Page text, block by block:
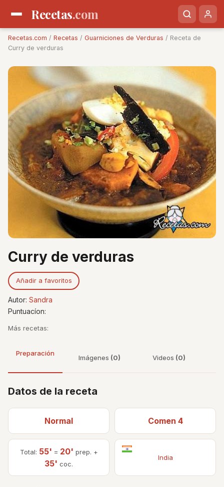
Recetas.com
Recetas.com / Recetas / Guarniciones de Verduras / Receta de
Curry de verduras
Curry de verduras
Añadir a favoritos
Autor: Sandra
Puntuacíon:
Más recetas:
Preparación
Imágenes (0) Videos (0)
Datos de la receta
Normal Comen 4
Total: 55' = 20' prep. +
35' coc.
India